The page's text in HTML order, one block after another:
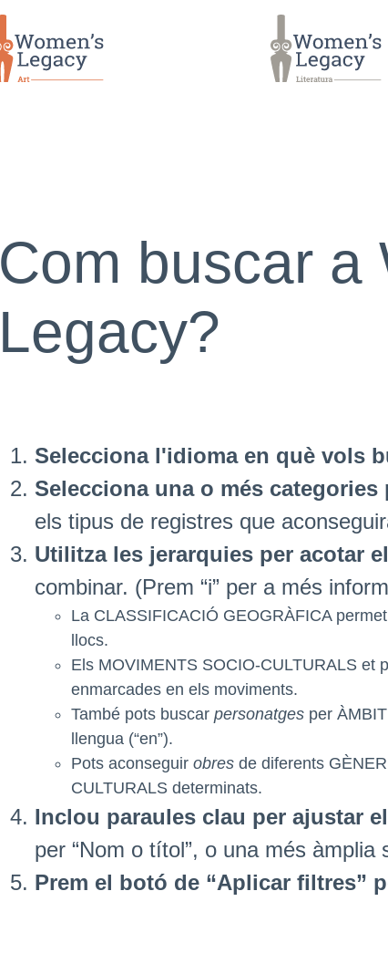
Resultats de la cerca
Com buscar a
Legacy?
Selecciona l'idioma en què vols
Selecciona una o més categories
els tipus de registres que
Utilitza les jerarquies per acotar
combinar. (Prem “i” per a més
La CLASSIFICACIÓ GEOGRÀFICA
llocs.
Els MOVIMENTS SOCIO-CULTURALS et
enmarcades en els moviments.
També pots buscar personatges per
llengua (“en”).
Pots aconseguir obres de diferents
CULTURALS determinats.
Inclou paraules clau per ajustar
per “Nom o títol”, o una més àmplia
Prem el botó de “Aplicar filtres”